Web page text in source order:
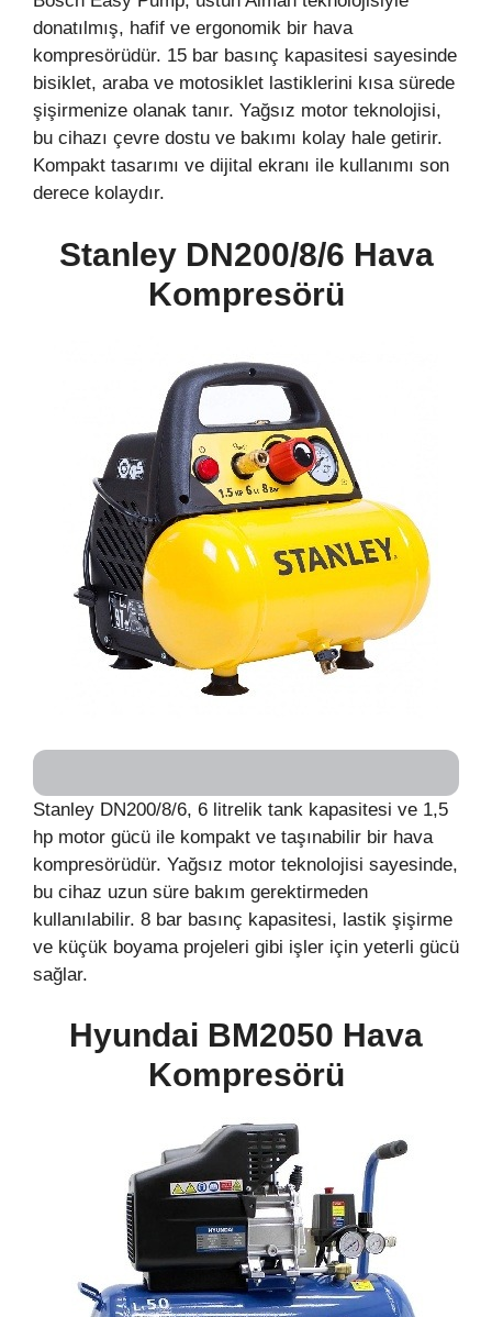
donatılmış, hafif ve ergonomik bir hava
kompresörüdür. 15 bar basınç kapasitesi sayesinde
bisiklet, araba ve motosiklet lastiklerini kısa sürede
şişirmenize olanak tanır. Yağsız motor teknolojisi,
bu cihazı çevre dostu ve bakımı kolay hale getirir.
Kompakt tasarımı ve dijital ekranı ile kullanımı son
derece kolaydır.
Stanley DN200/8/6 Hava
Kompresörü
Stanley DN200/8/6, 6 litrelik tank kapasitesi ve 1,5
hp motor gücü ile kompakt ve taşınabilir bir hava
kompresörüdür. Yağsız motor teknolojisi sayesinde,
bu cihaz uzun süre bakım gerektirmeden
kullanılabilir. 8 bar basınç kapasitesi, lastik şişirme
ve küçük boyama projeleri gibi işler için yeterli gücü
sağlar.
Hyundai BM2050 Hava
Kompresörü